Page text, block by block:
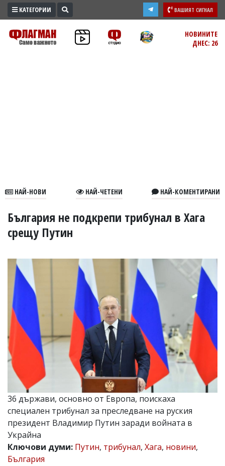
ПРОМО
ЗОНА
В
УКРАЙНА
СПОРТ
РАЗСЛЕДВАНЕ
БИЗНЕС
ЮГ
Управители:
Веселин
Василев,
email:
v.vasilev@flagman.bg
Катя
Касабова,
еmail:
k.kassabova@flagman.bg
Главен
редактор:
Иван
Колев,
email:
office@flagman.bg
Коментарите
КАТЕГОРИИ ВАШИЯТ СИГНАЛ
НОВИНИТЕ
ДНЕС: 26
НАЙ-НОВИ НАЙ-ЧЕТЕНИ НАЙ-КОМЕНТИРАНИ
България не подкрепи трибунал в Хага
срещу Путин
36 държави, основно от Европа, поискаха
специален трибунал за преследване на руския
президент Владимир Путин заради войната в
Украйна
Ключови думи: Путин, трибунал, Хага, новини,
България